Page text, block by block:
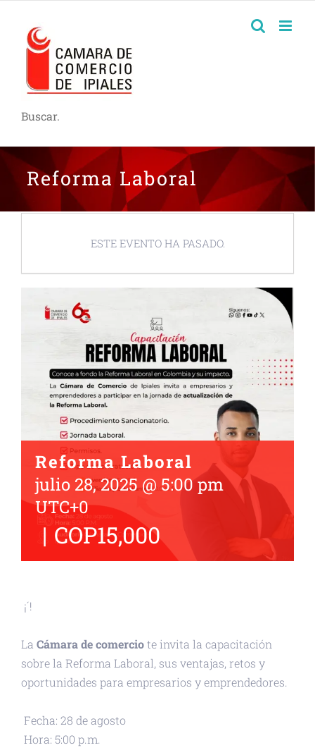
Buscar.
Reforma Laboral
ESTE EVENTO HA PASADO.
Reforma Laboral
julio 28, 2025 @ 5:00 pm
UTC+0
| COP15,000
¡́ !
La Cámara de comerciote invita la capacitación
sobre la Reforma Laboral, sus ventajas, retos y
oportunidades para empresarios y emprendedores.
Fecha: 28 de agosto
Hora: 5:00 p.m.